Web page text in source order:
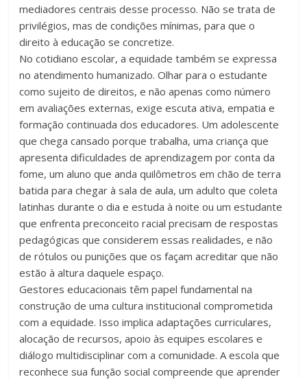
mediadores centrais desse processo. Não se trata de
privilégios, mas de condições mínimas, para que o
direito à educação se concretize.
No cotidiano escolar, a equidade também se expressa
no atendimento humanizado. Olhar para o estudante
como sujeito de direitos, e não apenas como número
em avaliações externas, exige escuta ativa, empatia e
formação continuada dos educadores. Um adolescente
que chega cansado porque trabalha, uma criança que
apresenta dificuldades de aprendizagem por conta da
fome, um aluno que anda quilômetros em chão de terra
batida para chegar à sala de aula, um adulto que coleta
latinhas durante o dia e estuda à noite ou um estudante
que enfrenta preconceito racial precisam de respostas
pedagógicas que considerem essas realidades, e não
de rótulos ou punições que os façam acreditar que não
estão à altura daquele espaço.
Gestores educacionais têm papel fundamental na
construção de uma cultura institucional comprometida
com a equidade. Isso implica adaptações curriculares,
alocação de recursos, apoio às equipes escolares e
diálogo multidisciplinar com a comunidade. A escola que
reconhece sua função social compreende que aprender